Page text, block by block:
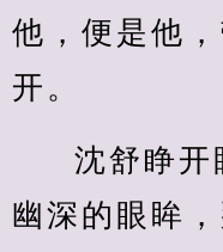
他，便是他
开。
沈舒睁开
幽深的眼眸